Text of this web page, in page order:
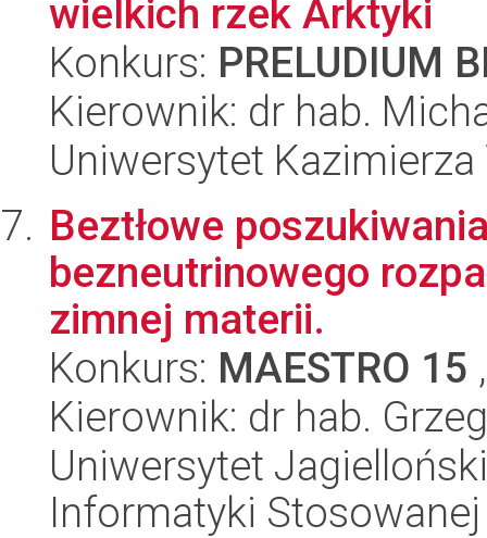
wielkich rzek Arktyki
Konkurs: PRELUDIUM
Kierownik: dr hab.
Uniwersytet
Beztłowe
bezneutrinowego
zimnej materii.
Konkurs: MAESTRO 15
Kierownik: dr hab.
Uniwersytet
Informatyki Stosowanej